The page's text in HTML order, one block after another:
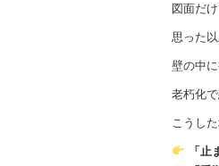
図面だ
思った
壁の中
老朽化
こうし
「止